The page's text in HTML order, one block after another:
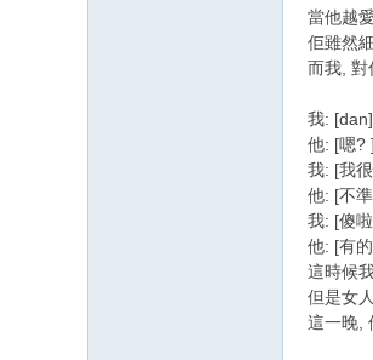
當他越
佢雖然
而我, 對
我: [dan]
他: [嗯? ]
我: [我
他: [不
我: [傻
他: [有
這時候
但是女
這一晚,